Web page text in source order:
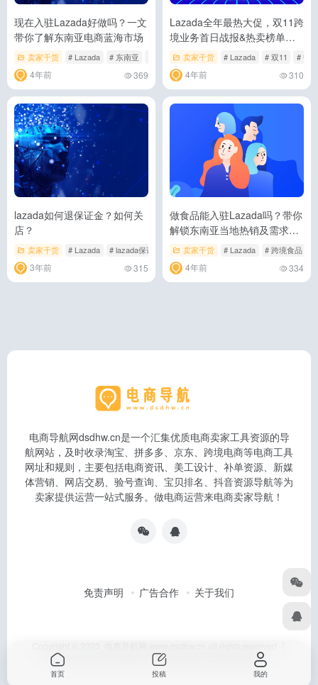
现在入驻Lazada好做吗？一文
带你了解东南亚电商蓝海市场
卖家干货 # Lazada # 东南亚 # 东南亚电商市场
4年前 369
Lazada全年最热大促，双11跨
境业务首日战报&热卖榜单公
布 卖家干货 # Lazada # 双11 # 热
4年前 310
lazada如何退保证金？如何关
店？
卖家干货 # Lazada # lazada保证金 # lazada关店
3年前 315
做食品能入驻Lazada吗？带你
解锁东南亚当地热销及需求食
品系列
卖家干货 # Lazada # 跨境食品
4年前 334
电商导航网dsdhw.cn是一个汇集优质电商卖家工具资源的导
航网站，及时收录淘宝、拼多多、京东、跨境电商等电商工具
网址和规则，主要包括电商资讯、美工设计、补单资源、新媒
体营销、网店交易、验号查询、宝贝排名、抖音资源导航等为
卖家提供运营一站式服务。做电商运营来电商卖家导航！
免责声明 广告合作 关于我们
本站所有文章和站点采集于互联网如有侵权联系客服删除
首页 投稿 我的